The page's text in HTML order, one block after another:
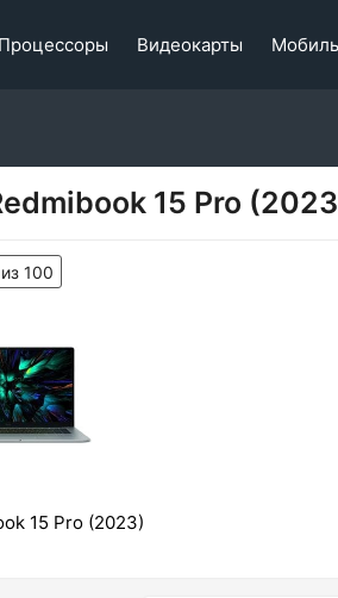
Процессоры Видеокарты
15 Pro
из 100
15 Pro (2023)